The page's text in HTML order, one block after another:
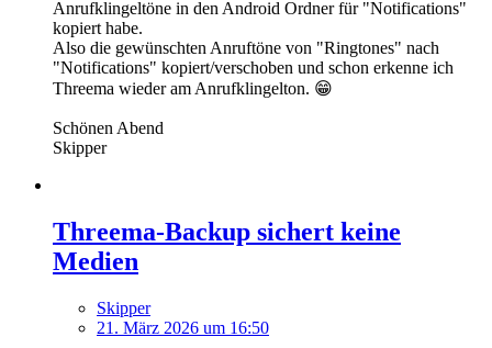
Anrufklingeltöne in den Android Ordner für "Notifications"
kopiert habe.
Also die gewünschten Anruftöne von "Ringtones" nach
"Notifications" kopiert/verschoben und schon erkenne ich
Threema wieder am Anrufklingelton. 😁
Schönen Abend
Skipper
Threema-Backup sichert keine
Medien
Skipper
21. März 2026 um 16:50